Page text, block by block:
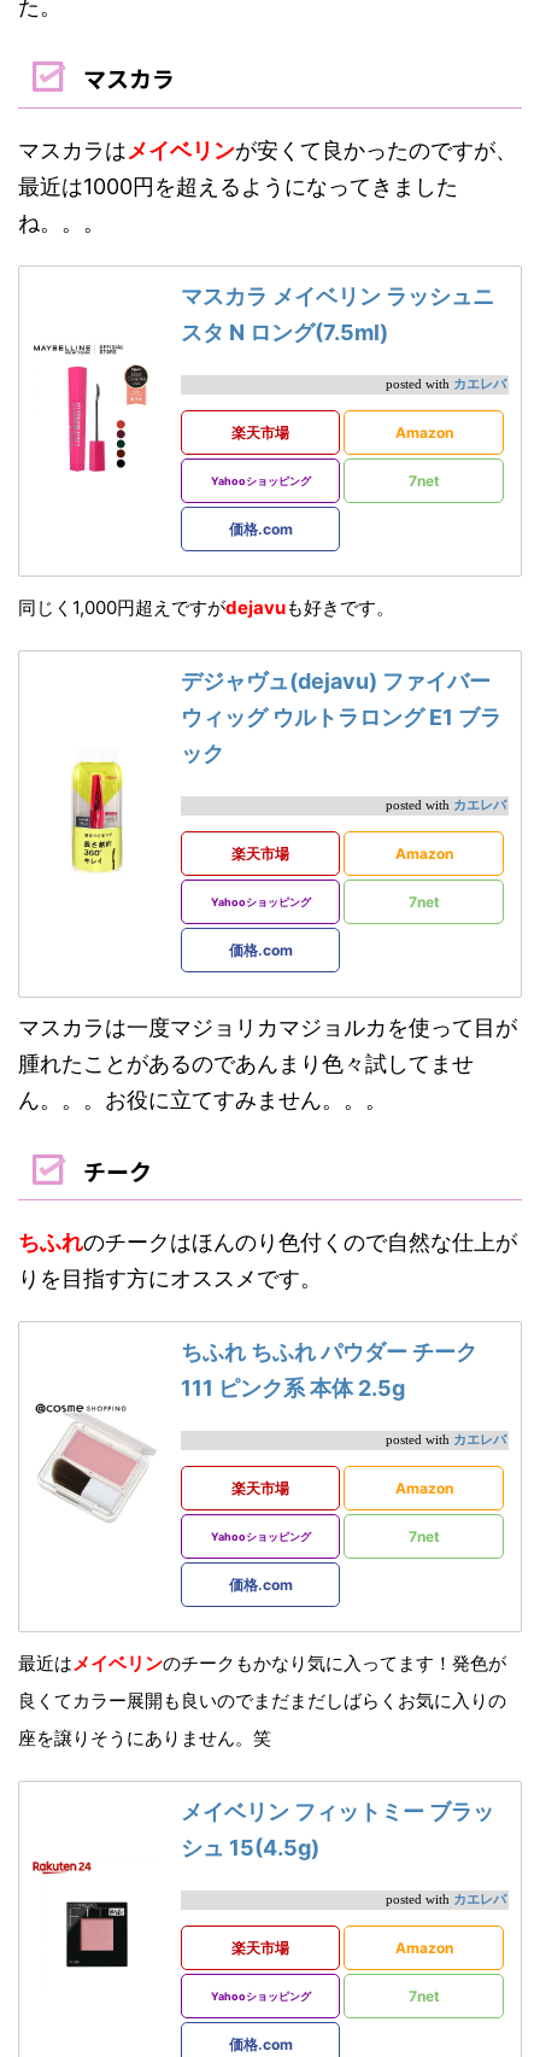
た。
マスカラ
マスカラはメイベリンが安くて良かったのですが、
最近は1000円を超えるようになってきました
ね。。。
マスカラ メイベリン ラッシュニ
スタ N ロング(7.5ml)
posted with カエレバ
楽天市場 Amazon
Yahooショッピング 7net
価格.com
同じく1,000円超えですがdejavuも好きです。
デジャヴュ(dejavu) ファイバー
ウィッグ ウルトラロング E1 ブラ
ック
posted with カエレバ
楽天市場 Amazon
Yahooショッピング 7net
価格.com
マスカラは一度マジョリカマジョルカを使って目が
腫れたことがあるのであんまり色々試してませ
ん。。。お役に立てすみません。。。
チーク
ちふれのチークはほんのり色付くので自然な仕上が
りを目指す方にオススメです。
ちふれ ちふれ パウダー チーク
111 ピンク系 本体 2.5g
posted with カエレバ
楽天市場 Amazon
Yahooショッピング 7net
価格.com
最近はメイベリンのチークもかなり気に入ってます！発色が
良くてカラー展開も良いのでまだまだしばらくお気に入りの
座を譲りそうにありません。笑
メイベリン フィットミー ブラッ
シュ 15(4.5g)
posted with カエレバ
楽天市場 Amazon
Yahooショッピング 7net
価格.com